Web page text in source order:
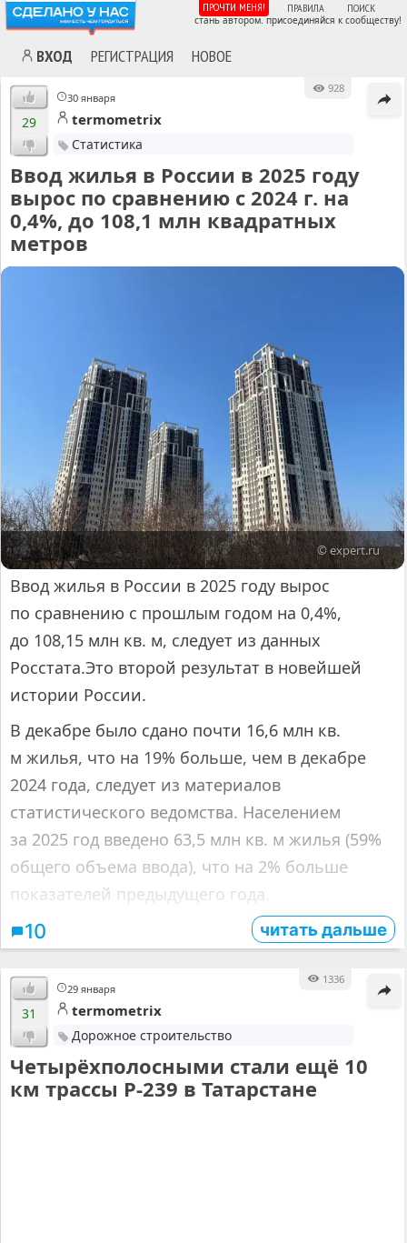
ВХОД РЕГИСТРАЦИЯ НОВОЕ
ПРОЧТИ МЕНЯ! ПРАВИЛА ПОИСК
стань автором. присоединяйся к сообществу!
30 января
928
29 termometrix
Статистика
Ввод жилья в России в 2025 году
вырос по сравнению с 2024 г. на
0,4%, до 108,1 млн квадратных
метров
© expert.ru
Ввод жилья в России в 2025 году вырос
по сравнению с прошлым годом на 0,4%,
до 108,15 млн кв. м, следует из данных
Росстата.Это второй результат в новейшей
истории России.
В декабре было сдано почти 16,6 млн кв.
м жилья, что на 19% больше, чем в декабре
2024 года, следует из материалов
статистического ведомства. Населением
за 2025 год введено 63,5 млн кв. м жилья (59%
общего объема ввода), что на 2% больше
показателей предыдущего года.
10 читать дальше
29 января
1336
31 termometrix
Дорожное строительство
Четырёхполосными стали ещё 10
км трассы Р-239 в Татарстане